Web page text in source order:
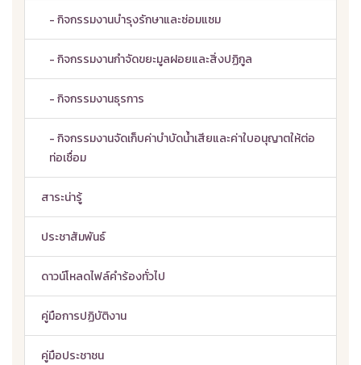
- กิจกรรมงานบำรุงรักษาและซ่อมแซม
- กิจกรรมงานกำจัดขยะมูลฝอยและสิ่งปฏิกูล
- กิจกรรมงานธุรการ
- กิจกรรมงานจัดเก็บค่าบำบัดน้ำเสียและค่าใบอนุญาตให้ต่อ
ท่อเชื่อม
สาระน่ารู้
ประชาสัมพันธ์
ดาวน์โหลดไฟล์คำร้องทั่วไป
คู่มือการปฏิบัติงาน
คู่มือประชาชน